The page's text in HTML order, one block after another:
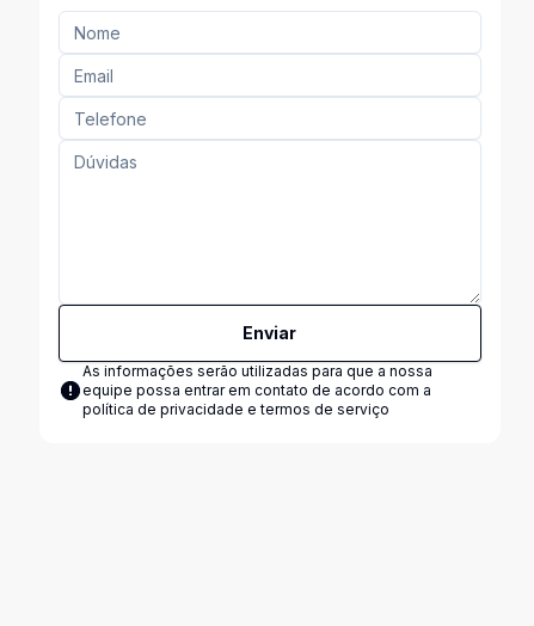
Enviar
As informações serão utilizadas para que a nossa
equipe possa entrar em contato de acordo com a
política de privacidade e termos de serviço